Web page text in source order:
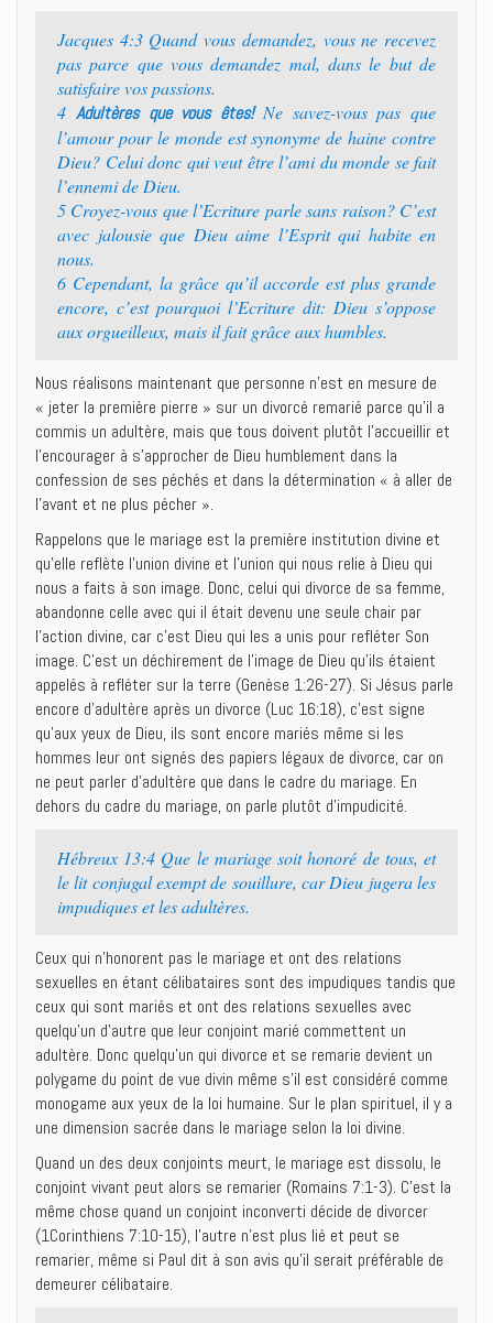
Jacques 4:3 Quand vous demandez, vous ne recevez
pas parce que vous demandez mal, dans le but de
satisfaire vos passions.
4 Adultères que vous êtes! Ne savez-vous pas que
l’amour pour le monde est synonyme de haine contre
Dieu? Celui donc qui veut être l’ami du monde se fait
l’ennemi de Dieu.
5 Croyez-vous que l’Ecriture parle sans raison? C’est
avec jalousie que Dieu aime l’Esprit qui habite en
nous.
6 Cependant, la grâce qu’il accorde est plus grande
encore, c’est pourquoi l’Ecriture dit: Dieu s’oppose
aux orgueilleux, mais il fait grâce aux humbles.
Nous réalisons maintenant que personne n’est en mesure de
« jeter la première pierre » sur un divorcé remarié parce qu’il a
commis un adultère, mais que tous doivent plutôt l’accueillir et
l’encourager à s’approcher de Dieu humblement dans la
confession de ses péchés et dans la détermination « à aller de
l’avant et ne plus pécher ».
Rappelons que le mariage est la première institution divine et
qu’elle reflète l’union divine et l’union qui nous relie à Dieu qui
nous a faits à son image. Donc, celui qui divorce de sa femme,
abandonne celle avec qui il était devenu une seule chair par
l’action divine, car c’est Dieu qui les a unis pour refléter Son
image. C’est un déchirement de l’image de Dieu qu’ils étaient
appelés à refléter sur la terre (Genèse 1:26-27). Si Jésus parle
encore d’adultère après un divorce (Luc 16:18), c’est signe
qu’aux yeux de Dieu, ils sont encore mariés même si les
hommes leur ont signés des papiers légaux de divorce, car on
ne peut parler d’adultère que dans le cadre du mariage. En
dehors du cadre du mariage, on parle plutôt d’impudicité.
Hébreux 13:4 Que le mariage soit honoré de tous, et
le lit conjugal exempt de souillure, car Dieu jugera les
impudiques et les adultères.
Ceux qui n’honorent pas le mariage et ont des relations
sexuelles en étant célibataires sont des impudiques tandis que
ceux qui sont mariés et ont des relations sexuelles avec
quelqu’un d’autre que leur conjoint marié commettent un
adultère. Donc quelqu’un qui divorce et se remarie devient un
polygame du point de vue divin même s’il est considéré comme
monogame aux yeux de la loi humaine. Sur le plan spirituel, il y a
une dimension sacrée dans le mariage selon la loi divine.
Quand un des deux conjoints meurt, le mariage est dissolu, le
conjoint vivant peut alors se remarier (Romains 7:1-3). C’est la
même chose quand un conjoint inconverti décide de divorcer
(1Corinthiens 7:10-15), l’autre n’est plus lié et peut se
remarier, même si Paul dit à son avis qu’il serait préférable de
demeurer célibataire.